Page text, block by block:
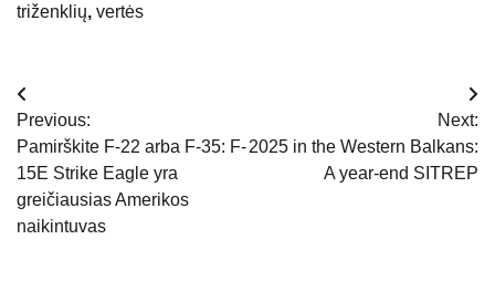
triženklių, vertės
Navigacija
tarp
įrašų
Previous:
Pamirškite F-22 arba F-35: F-
15E Strike Eagle yra
greičiausias Amerikos
naikintuvas
Next:
2025 in the Western Balkans:
A year-end SITREP